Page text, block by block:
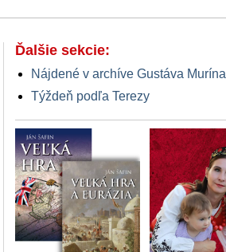
Ďalšie sekcie:
Nájdené v archíve Gustáva Murína
Týždeň podľa Terezy